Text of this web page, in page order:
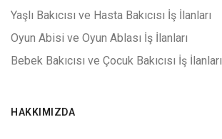
Yaşlı Bakıcısı ve Hasta Bakıcısı İş İlanları
Oyun Abisi ve Oyun Ablası İş İlanları
Bebek Bakıcısı ve Çocuk Bakıcısı İş İlanları
HAKKIMIZDA